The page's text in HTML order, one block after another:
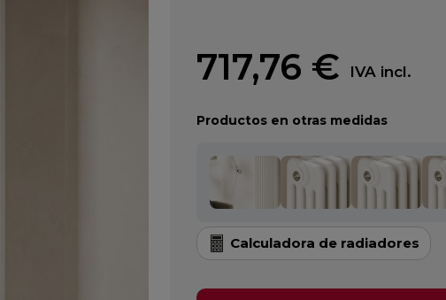
717,76 € IVA incl.
Productos en otras medidas
Calculadora de radiadores